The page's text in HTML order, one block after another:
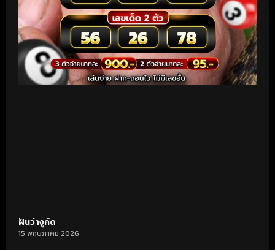
ฝันว่างูกัด
15 พฤษภาคม 2026